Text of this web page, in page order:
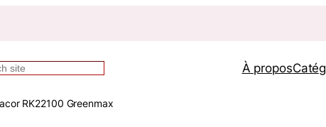
À propos
RK22100 Greenmax